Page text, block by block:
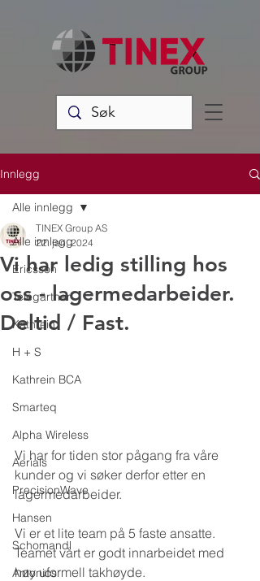
Innlegg
Alle innlegg
Ericsson
Telegärtner
Kathrein
H + S
Kathrein BCA
Smarteq
Alpha Wireless
Aerials
PrecisionWave
Hansen
Schomandl
Antonics
Alle innlegg
Vi har ledig stilling hos
oss - lagermedarbeider.
Deltid / Fast.
TINEX Group AS
22. jan. 2024
Vi har for tiden stor pågang fra våre
kunder og vi søker derfor etter en
lagermedarbeider.
Vi er et lite team på 5 faste ansatte.
Teamet vårt er godt innarbeidet med
høy uformell takhøyde.